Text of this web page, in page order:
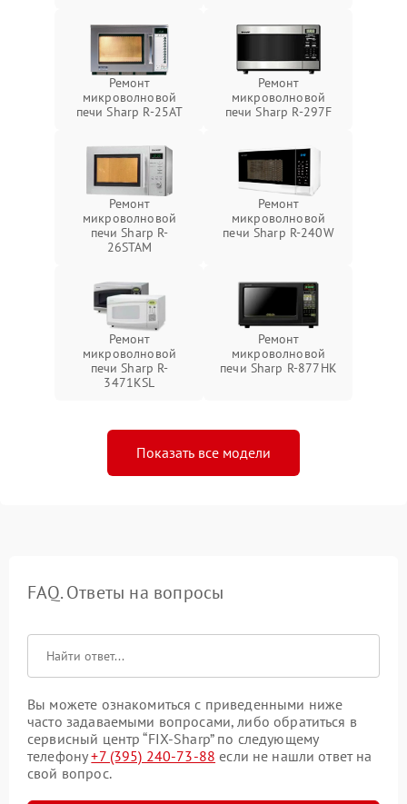
Ремонт
микроволновой
печи Sharp R-25AT
Ремонт
микроволновой
печи Sharp R-297F
Ремонт
микроволновой
печи Sharp R-
26STAM
Ремонт
микроволновой
печи Sharp R-240W
Ремонт
микроволновой
печи Sharp R-
3471KSL
Ремонт
микроволновой
печи Sharp R-877HK
Показать все модели
FAQ. Ответы на вопросы
Вы можете ознакомиться с приведенными ниже
часто задаваемыми вопросами, либо обратиться в
сервисный центр “FIX-Sharp” по следующему
телефону+7 (395) 240-73-88 если не нашли ответ на
свой вопрос.